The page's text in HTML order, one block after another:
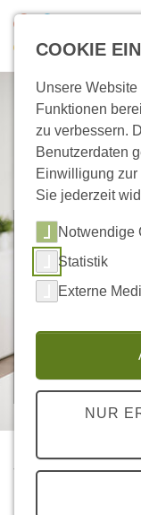
Skip to main navigation
Zum Hauptinhalt
Skip to page footer
EXCEL-
TRICKS
noch
Schneller in
Kurs als
COOKIE
Unsere
Funktionen
zu verbessern.
Benutzerdaten
Einwilligung
Sie jederzeit
Notwendige
Statistik
Externe
NUR